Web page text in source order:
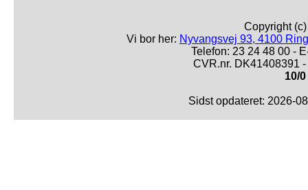
Copyright
Vi bor her: Nyvangsvej 93, 4100
Telefon: 23 24 48 00 -
CVR.nr. DK41408391
10/0
Sidst opdateret: 2026-